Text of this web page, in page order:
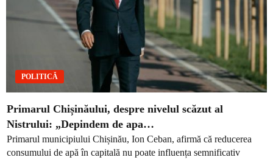
POLITICĂ
Primarul Chișinăului, despre nivelul scăzut al
Nistrului: „Depindem de apa…
Primarul municipiului Chișinău, Ion Ceban, afirmă că reducerea
consumului de apă în capitală nu poate influența semnificativ